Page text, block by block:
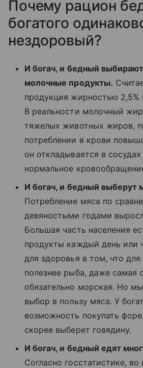
Почему рацион
богатого
нездоровый?
И богач, и бедный
молочные продукты.
продукция жирностью
В реальности молочный
тяжелых животных жиров,
потреблении в крови
он откладывается в
нормальное
И богач, и бедный выберут
Потребление мяса по
девяностыми годами
Большая часть населения
продукты каждый день или
для здоровья в том, что для
полезнее рыба, даже самая
обязательно морская. Но
выбор в пользу мяса. У
возможность покупать
скорее выберет говядину.
И богач, и бедный едят
Согласно госстатистике, во